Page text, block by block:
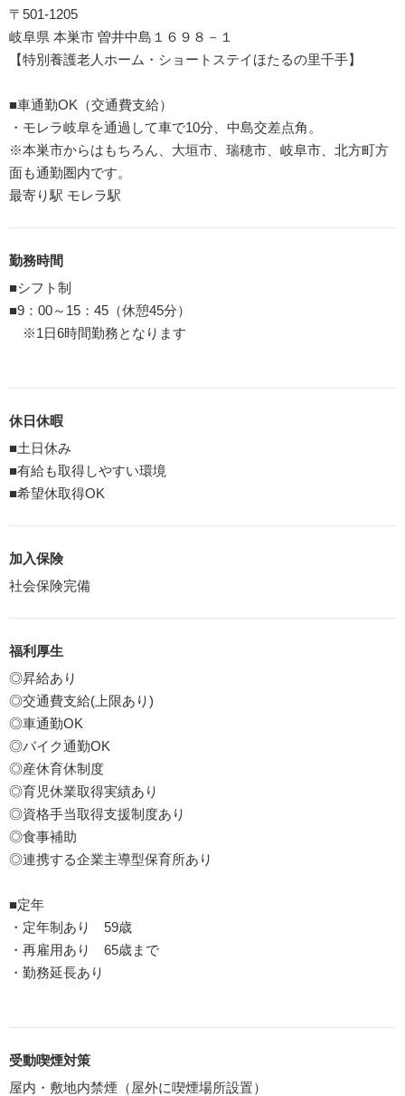
〒501-1205
岐阜県 本巣市 曽井中島１６９８－１
【特別養護老人ホーム・ショートステイほたるの里千手】
■車通勤OK（交通費支給）
・モレラ岐阜を通過して車で10分、中島交差点角。
※本巣市からはもちろん、大垣市、瑞穂市、岐阜市、北方町方
面も通勤圏内です。
最寄り駅 モレラ駅
勤務時間
■シフト制
■9：00～15：45（休憩45分）
※1日6時間勤務となります
休日休暇
■土日休み
■有給も取得しやすい環境
■希望休取得OK
加入保険
社会保険完備
福利厚生
◎昇給あり
◎交通費支給(上限あり)
◎車通勤OK
◎バイク通勤OK
◎産休育休制度
◎育児休業取得実績あり
◎資格手当取得支援制度あり
◎食事補助
◎連携する企業主導型保育所あり
■定年
・定年制あり 59歳
・再雇用あり 65歳まで
・勤務延長あり
受動喫煙対策
屋内・敷地内禁煙（屋外に喫煙場所設置）